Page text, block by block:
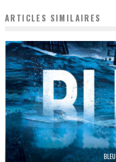
ARTICLES SIMILAIRES
BLEU